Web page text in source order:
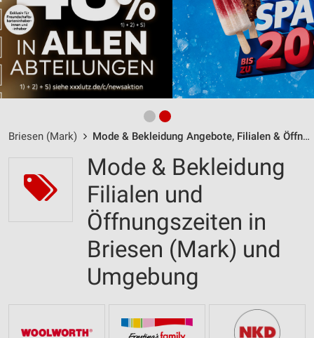
Briesen (Mark) Mode & Bekleidung Angebote, Filialen & Öffnungszeiten
Mode & Bekleidung
Filialen und
Öffnungszeiten in
Briesen (Mark) und
Umgebung